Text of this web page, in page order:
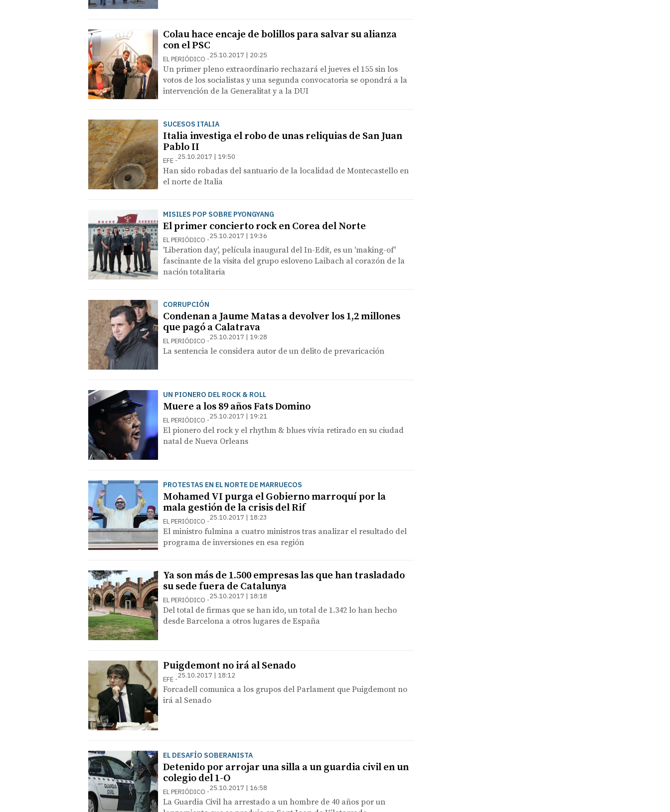
Colau hace encaje de bolillos para salvar su alianza
con el PSC
EL PERIÓDICO 25.10.2017 | 20:25
Un primer pleno extraordinario rechazará el jueves el 155 sin los
votos de los socialistas y una segunda convocatoria se opondrá a la
intervención de la Generalitat y a la DUI
SUCESOS ITALIA
Italia investiga el robo de unas reliquias de San Juan
Pablo II
EFE 25.10.2017 | 19:50
Han sido robadas del santuario de la localidad de Montecastello en
el norte de Italia
MISILES POP SOBRE PYONGYANG
El primer concierto rock en Corea del Norte
EL PERIÓDICO 25.10.2017 | 19:36
'Liberation day', película inaugural del In-Edit, es un 'making-of'
fascinante de la visita del grupo esloveno Laibach al corazón de la
nación totalitaria
CORRUPCIÓN
Condenan a Jaume Matas a devolver los 1,2 millones
que pagó a Calatrava
EL PERIÓDICO 25.10.2017 | 19:28
La sentencia le considera autor de un delito de prevaricación
UN PIONERO DEL ROCK & ROLL
Muere a los 89 años Fats Domino
EL PERIÓDICO 25.10.2017 | 19:21
El pionero del rock y el rhythm & blues vivía retirado en su ciudad
natal de Nueva Orleans
PROTESTAS EN EL NORTE DE MARRUECOS
Mohamed VI purga el Gobierno marroquí por la
mala gestión de la crisis del Rif
EL PERIÓDICO 25.10.2017 | 18:23
El ministro fulmina a cuatro ministros tras analizar el resultado del
programa de inversiones en esa región
Ya son más de 1.500 empresas las que han trasladado
su sede fuera de Catalunya
EL PERIÓDICO 25.10.2017 | 18:18
Del total de firmas que se han ido, un total de 1.342 lo han hecho
desde Barcelona a otros lugares de España
Puigdemont no irá al Senado
EFE 25.10.2017 | 18:12
Forcadell comunica a los grupos del Parlament que Puigdemont no
irá al Senado
EL DESAFÍO SOBERANISTA
Detenido por arrojar una silla a un guardia civil en un
colegio del 1-O
EL PERIÓDICO 25.10.2017 | 16:58
La Guardia Civil ha arrestado a un hombre de 40 años por un